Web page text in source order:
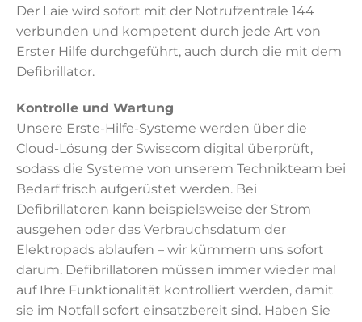
Der Laie wird sofort mit der Notrufzentrale 144
verbunden und kompetent durch jede Art von
Erster Hilfe durchgeführt, auch durch die mit dem
Defibrillator.
Kontrolle und Wartung
Unsere Erste-Hilfe-Systeme werden über die
Cloud-Lösung der Swisscom digital überprüft,
sodass die Systeme von unserem Technikteam bei
Bedarf frisch aufgerüstet werden. Bei
Defibrillatoren kann beispielsweise der Strom
ausgehen oder das Verbrauchsdatum der
Elektropads ablaufen – wir kümmern uns sofort
darum. Defibrillatoren müssen immer wieder mal
auf Ihre Funktionalität kontrolliert werden, damit
sie im Notfall sofort einsatzbereit sind. Haben Sie